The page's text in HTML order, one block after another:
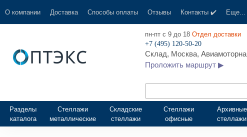
О компании Доставка Способы оплаты Отзывы Контакты ✔️ Еще...
пн-пт с 9 до 18 Отдел доставки
+7 (495) 120-50-20
Склад, Москва,
Проложить маршрут ▶
Разделы
каталога
Стеллажи
металлические
Складские
стеллажи
Стеллажи
офисные
Архивные
стеллажи